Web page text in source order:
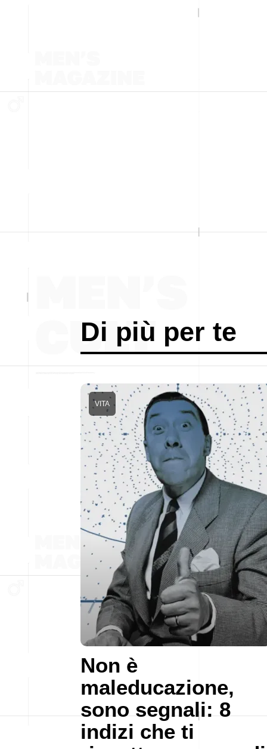
Di più per te
Non è
maleducazione,
sono segnali: 8
indizi che ti
VITA